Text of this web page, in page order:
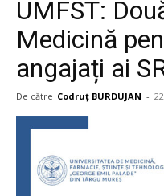
UMFST:
Medicină
angajați ai
De către Codruț BURDUJAN -